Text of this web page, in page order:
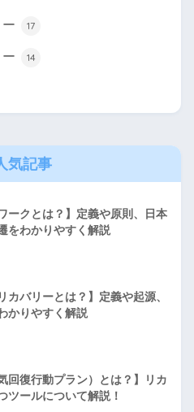
17
14
気記事
ークとは？】定義や原則、日本
をわかりやすく解説
カバリーとは？】定義や起源、
かりやすく解説
回復行動プラン）とは？】リカ
ツールについて解説！